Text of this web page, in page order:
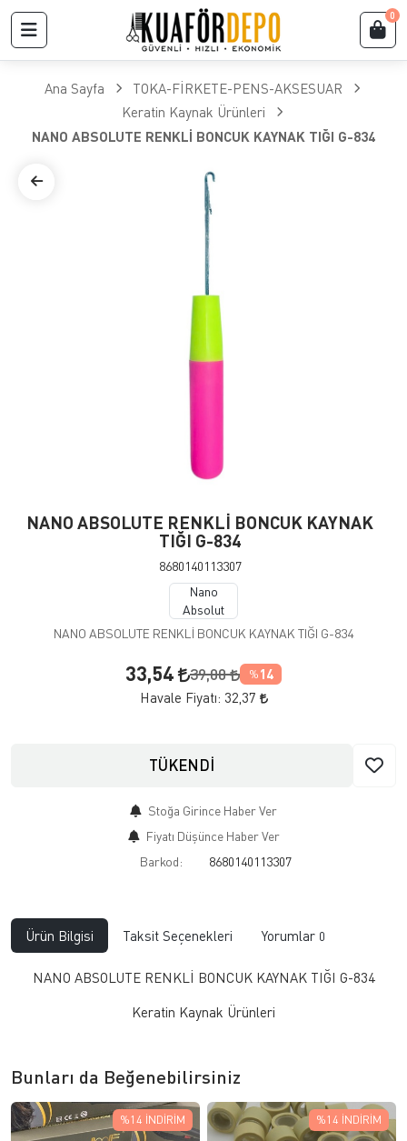
0
Ana Sayfa
TOKA-FİRKETE-PENS-AKSESUAR
Keratin Kaynak Ürünleri
NANO ABSOLUTE RENKLİ BONCUK KAYNAK TIĞI G-834
NANO ABSOLUTE RENKLİ BONCUK KAYNAK
TIĞI G-834
8680140113307
Nano
Absolut
NANO ABSOLUTE RENKLİ BONCUK KAYNAK TIĞI G-834
33,54 39,00 % 14
Havale Fiyatı: 32,37
TÜKENDİ
Stoğa Girince Haber Ver
Fiyatı Düşünce Haber Ver
Barkod:
8680140113307
Ürün Bilgisi Taksit Seçenekleri Yorumlar 0
NANO ABSOLUTE RENKLİ BONCUK KAYNAK TIĞI G-834
Keratin Kaynak Ürünleri
Bunları da Beğenebilirsiniz
%14 İNDIRIM %14 İNDIRIM